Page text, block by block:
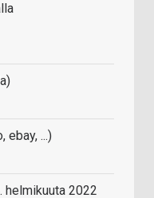
ebay, ...)
helmikuuta 2022